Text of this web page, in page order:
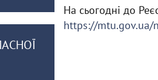
На сьогодні до
https://mtu.gov.ua/